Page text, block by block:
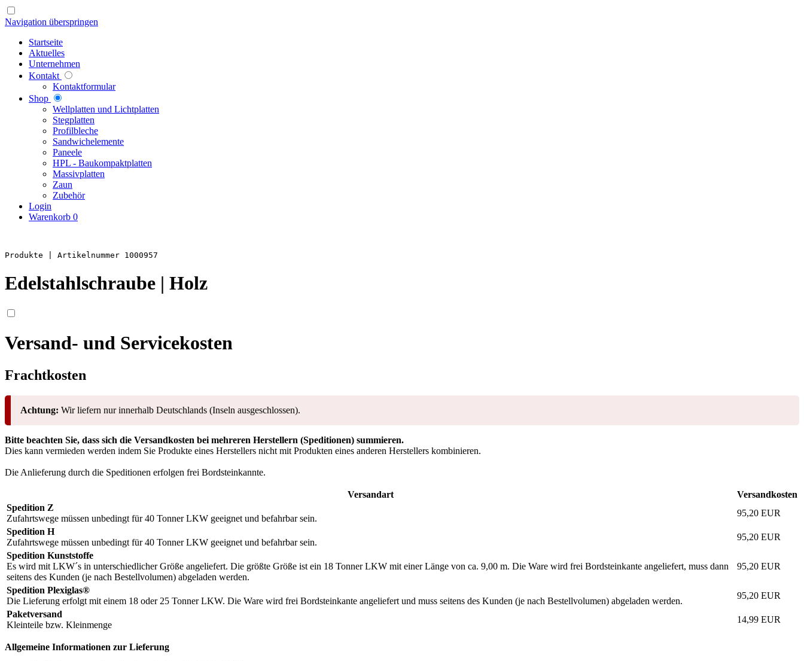
Navigation überspringen
Startseite
Aktuelles
Unternehmen
Kontakt
Kontaktformular
Shop
Well­platten und Licht­platten
Steg­platten
Profil­bleche
Sandwich­elemente
Paneele
HPL - Bau­kompakt­platten
Massiv­platten
Zaun
Zubehör
Login
Warenkorb 0
Produkte | Artikelnummer 1000957
Edelstahlschraube | Holz
Versand- und Servicekosten
Frachtkosten
Achtung: Wir liefern nur innerhalb Deutschlands (Inseln ausgeschlossen).
Bitte beachten Sie, dass sich die Versandkosten bei mehreren Herstellern (Speditionen) summieren.
Dies kann vermieden werden indem Sie Produkte eines Herstellers nicht mit Produkten eines anderen Herstellers kombinieren.
Die Anlieferung durch die Speditionen erfolgen frei Bordsteinkannte.
Versandart
Versandkosten
Spedition Z
Zufahrtswege müssen unbedingt für 40 Tonner LKW geeignet und befahrbar sein.
95,20 EUR
Spedition H
Zufahrtswege müssen unbedingt für 40 Tonner LKW geeignet und befahrbar sein.
95,20 EUR
Spedition Kunststoffe
Es wird mit LKW´s in unterschiedlicher Größe angeliefert. Die größte Größe ist ein 18 Tonner LKW mit einer Länge von ca. 9,00 m. Die Ware wird frei Bordsteinkante angeliefert, muss dann
seitens des Kunden (je nach Bestellvolumen) abgeladen werden.
95,20 EUR
Spedition Plexiglas®
Die Lieferung erfolgt mit einem 18 oder 25 Tonner LKW. Die Ware wird frei Bordsteinkante angeliefert und muss seitens des Kunden (je nach Bestellvolumen) abgeladen werden.
95,20 EUR
Paketversand
Kleinteile bzw. Kleinmenge
14,99 EUR
Allgemeine Informationen zur Lieferung